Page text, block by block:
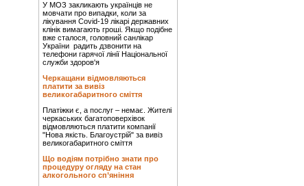
У МОЗ закликають українців не
мовчати про випадки, коли за
лікування Covid-19 лікарі державних
клінік вимагають гроші. Якщо подібне
вже сталося, головний санлікар
України радить дзвонити на
телефони гарячої лінії Національної
служби здоров'я
Черкащани відмовляються
платити за вивіз
великогабаритного сміття
Платіжки є, а послуг – немає. Жителі
черкаських багатоповерхівок
відмовляються платити компанії
"Нова якість. Благоустрій" за вивіз
великогабаритного сміття
Що водіям потрібно знати про
процедуру огляду на стан
алкогольного сп’яніння